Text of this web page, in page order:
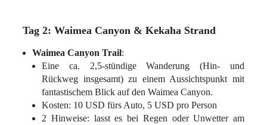
Tag 2: Waimea Canyon & Kekaha Strand
Waimea Canyon Trail:
Eine ca. 2,5-stündige Wanderung (Hin- und
Rückweg insgesamt) zu einem Aussichtspunkt mit
fantastischem Blick auf den Waimea Canyon.
Kosten: 10 USD fürs Auto, 5 USD pro Person
2 Hinweise: lasst es bei Regen oder Unwetter am